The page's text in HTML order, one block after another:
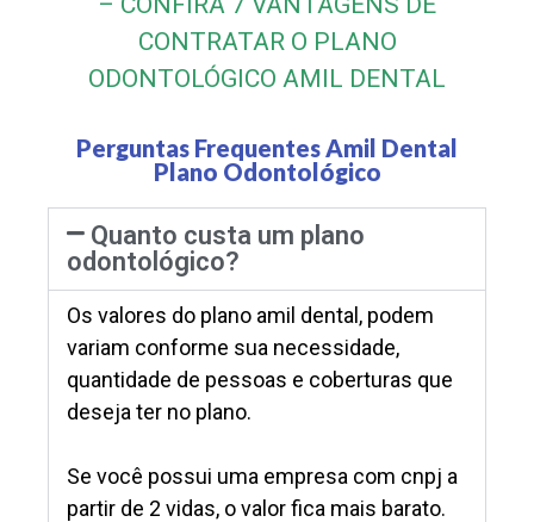
CONTRATAR O PLANO
ODONTOLÓGICO AMIL DENTAL
Perguntas Frequentes Amil Dental
Plano Odontológico
Quanto custa um plano
odontológico?
Os valores do plano amil dental, podem
variam conforme sua necessidade,
quantidade de pessoas e coberturas que
deseja ter no plano.
Se você possui uma empresa com cnpj a
partir de 2 vidas, o valor fica mais barato.